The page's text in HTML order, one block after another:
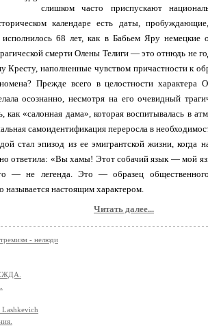
слишком часто приспускают
календаре есть даты,
68 лет, как в Бабьем Яру немецкие
смерти Олены Телиги — это отнюдь не
Кресту, наполненные чувством причастности к
Прежде всего в целостности характера
осознанно, несмотря на его очевидный
как «салонная дама», которая воспитывалась в
самоидентификация переросла в
стал эпизод из ее эмигрантской жизни, когда
ответила: «Вы хамы! Этот собачий язык — мой
— не легенда. Это — образец общественного
называется настоящим характером.
Читать далее...
- нелюди